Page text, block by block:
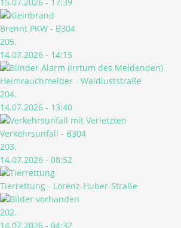
Brennt PKW - B304
205.
14.07.2026 - 14:15
Heimrauchmelder - Waldluststraße
204.
14.07.2026 - 13:40
Verkehrsunfall - B304
203.
14.07.2026 - 08:52
Tierrettung - Lorenz-Huber-Straße
202.
14.07.2026 - 04:32